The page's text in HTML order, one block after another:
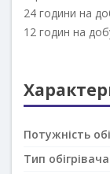
24 години на
12 годин на
Потужність
Тип обігрівача